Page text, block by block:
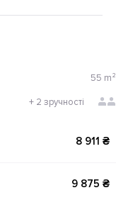
55 m²
+ 2 зручності
8 911 ₴
9 875 ₴